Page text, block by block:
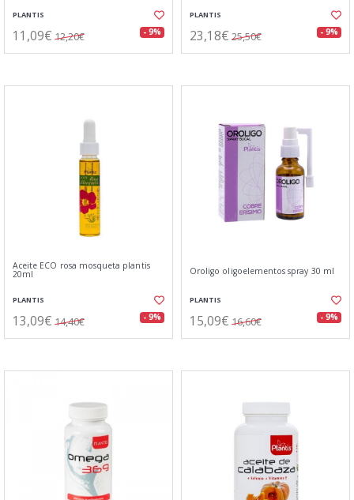
PLANTIS
11,09€ 12,20€ - 9%
PLANTIS
23,18€ 25,50€ - 9%
Aceite ECO rosa mosqueta plantis
20ml
PLANTIS
13,09€ 14,40€ - 9%
Oroligo oligoelementos spray 30 ml
PLANTIS
15,09€ 16,60€ - 9%